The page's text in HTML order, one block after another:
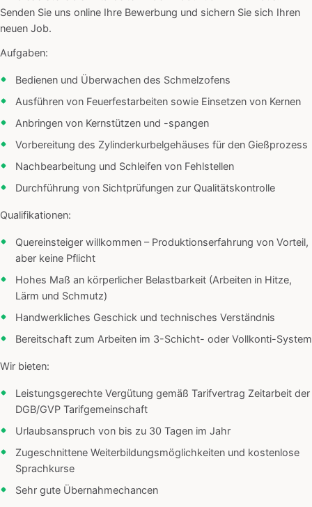
Senden Sie uns online Ihre Bewerbung und sichern Sie sich Ihren
neuen Job.
Aufgaben:
Bedienen und Überwachen des Schmelzofens
Ausführen von Feuerfestarbeiten sowie Einsetzen von Kernen
Anbringen von Kernstützen und -spangen
Vorbereitung des Zylinderkurbelgehäuses für den Gießprozess
Nachbearbeitung und Schleifen von Fehlstellen
Durchführung von Sichtprüfungen zur Qualitätskontrolle
Qualifikationen:
Quereinsteiger willkommen – Produktionserfahrung von Vorteil,
aber keine Pflicht
Hohes Maß an körperlicher Belastbarkeit (Arbeiten in Hitze,
Lärm und Schmutz)
Handwerkliches Geschick und technisches Verständnis
Bereitschaft zum Arbeiten im 3-Schicht- oder Vollkonti-System
Wir bieten:
Leistungsgerechte Vergütung gemäß Tarifvertrag Zeitarbeit der
DGB/GVP Tarifgemeinschaft
Urlaubsanspruch von bis zu 30 Tagen im Jahr
Zugeschnittene Weiterbildungsmöglichkeiten und kostenlose
Sprachkurse
Sehr gute Übernahmechancen